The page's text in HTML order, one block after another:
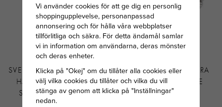
SVEDBOM MÅNADSSTEN
HJÄRTA MAJ / GRÖN
STEN 34 CM SILVER
SNÖ OF SWEDEN EIRA
CRYSTAL ÖRHÄNGE
SILVERPLÄTERAD
Vi använder cookies för att ge dig en personlig
shoppingupplevelse, personanpassad
annonsering och för hålla våra webbplatser
tillförlitliga och säkra. För detta ändamål samlar
vi in information om användarna, deras mönster
och deras enheter.
Klicka på "Okej" om du tillåter alla cookies eller
välj vilka cookies du tillåter och vilka du vill
stänga av genom att klicka på "Inställningar"
nedan.